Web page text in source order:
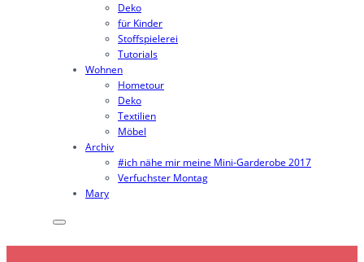
Deko
für Kinder
Stoffspielerei
Tutorials
Wohnen
Hometour
Deko
Textilien
Möbel
Archiv
#ich nähe mir meine Mini-Garderobe 2017
Verfuchster Montag
Mary